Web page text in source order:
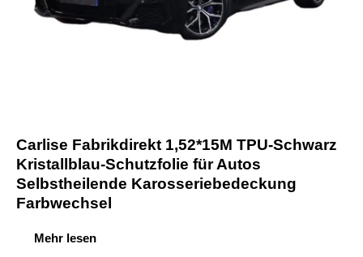
Carlise Fabrikdirekt 1,52*15M TPU-Schwarz
Kristallblau-Schutzfolie für Autos
Selbstheilende Karosseriebedeckung
Farbwechsel
Mehr lesen